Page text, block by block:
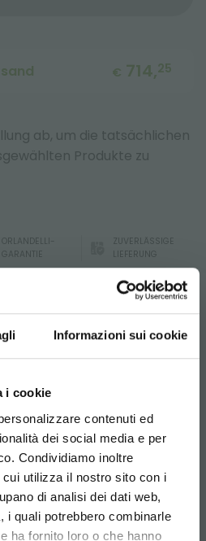
Informazioni sui cookie
i cookie
contenuti ed
dei social media e per
Condividiamo inoltre
utilizza il nostro sito con i
di analisi dei dati web,
i quali potrebbero combinarle
ha fornito loro o che hanno
€ 714,25
ab, um die tatsächlichen
Produkte zu
ORLANDELLI-
GARANTIE
ZUVERLÄSSIGE
LIEFERUNG
Rüschen eignet es sich auch
und Reflux-Systemen.
vermeidet einen Wasserstau.
und Filter, die die
und Laub verhindern.
you are in and your
IN UNSERE
für dich...